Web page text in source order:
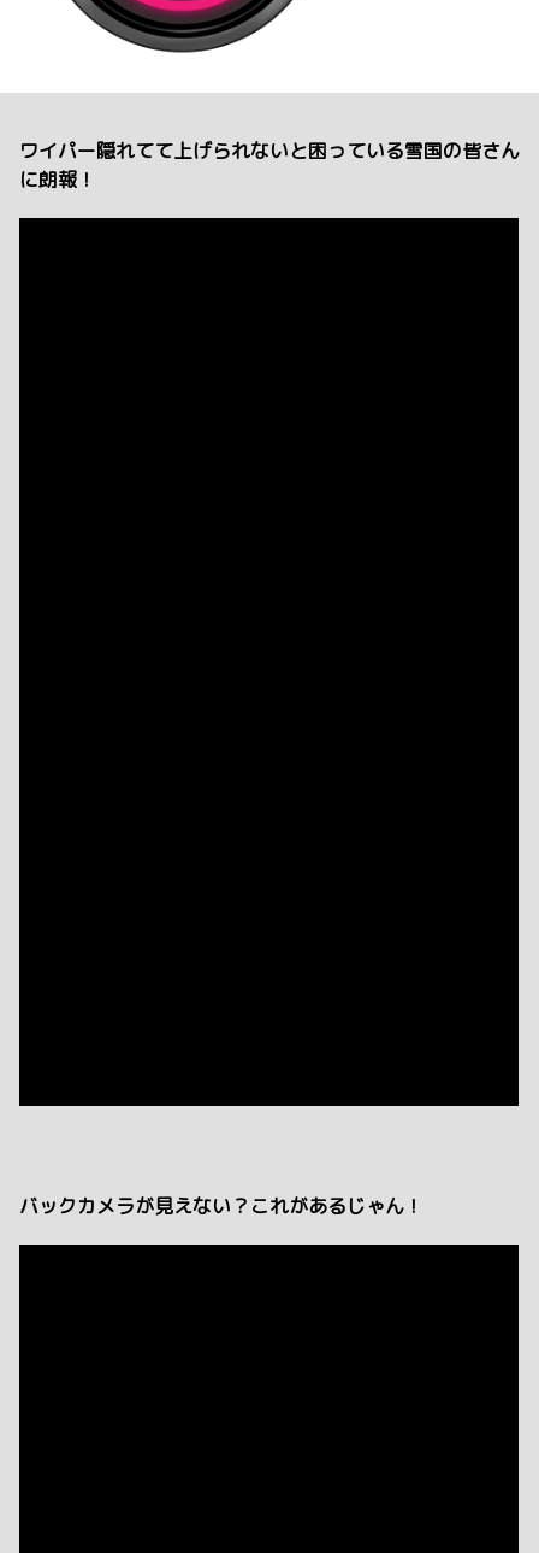
ワイパー隠れてて上げられないと困っている雪国の皆さん
に朗報！
バックカメラが見えない？これがあるじゃん！